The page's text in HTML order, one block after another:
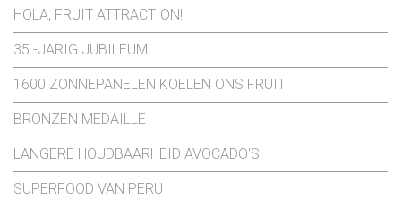
HOLA, FRUIT ATTRACTION!
35 -JARIG JUBILEUM
1600 ZONNEPANELEN KOELEN ONS FRUIT
BRONZEN MEDAILLE
LANGERE HOUDBAARHEID AVOCADO'S
SUPERFOOD VAN PERU